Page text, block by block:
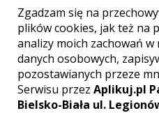
Zgadzam się na
plików cookies, jak też na
analizy moich zachowań
danych osobowych,
pozostawianych przeze
Serwisu przez Aplikuj.pl
Bielsko-Biała ul.